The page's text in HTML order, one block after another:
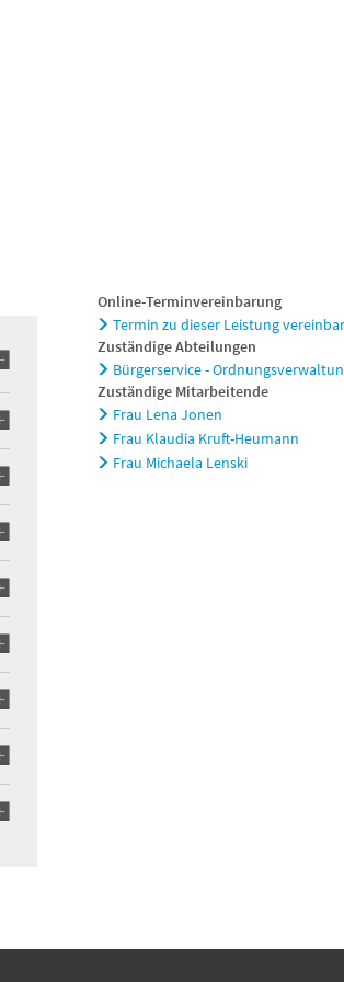
Online-Terminvereinbarung
Termin zu dieser Leistung
Zuständige Abteilungen
Bürgerservice -
Zuständige Mitarbeitende
Frau Lena Jonen
Frau Klaudia Kruft-Heumann
Frau Michaela Lenski